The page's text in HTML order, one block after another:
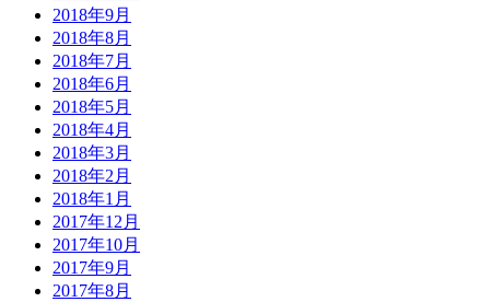
2018年9月
2018年8月
2018年7月
2018年6月
2018年5月
2018年4月
2018年3月
2018年2月
2018年1月
2017年12月
2017年10月
2017年9月
2017年8月